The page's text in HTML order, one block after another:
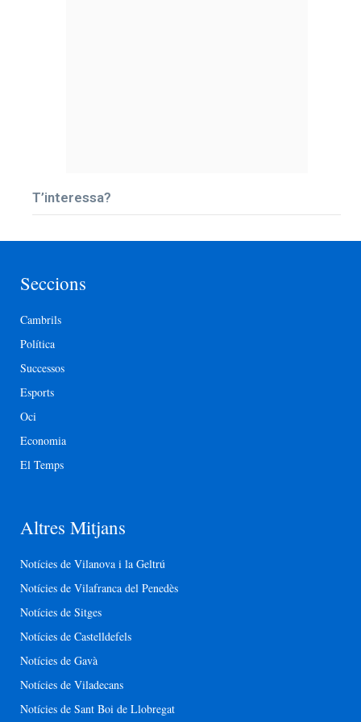
T’interessa?
Seccions
Cambrils
Política
Successos
Esports
Oci
Economia
El Temps
Altres Mitjans
Notícies de Vilanova i la Geltrú
Notícies de Vilafranca del Penedès
Notícies de Sitges
Notícies de Castelldefels
Notícies de Gavà
Notícies de Viladecans
Notícies de Sant Boi de Llobregat